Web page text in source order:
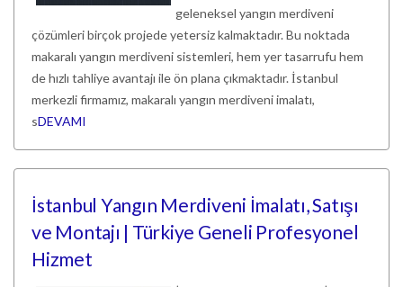
geleneksel yangın merdiveni
çözümleri birçok projede yetersiz kalmaktadır. Bu noktada
makaralı yangın merdiveni sistemleri, hem yer tasarrufu hem
de hızlı tahliye avantajı ile ön plana çıkmaktadır. İstanbul
merkezli firmamız, makaralı yangın merdiveni imalatı,
sDEVAMI
İstanbul Yangın Merdiveni İmalatı, Satışı
ve Montajı | Türkiye Geneli Profesyonel
Hizmet